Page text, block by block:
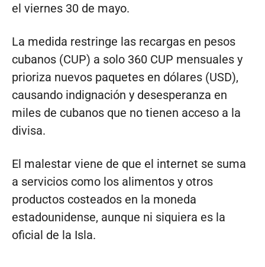
el viernes 30 de mayo.
La medida restringe las recargas en pesos
cubanos (CUP) a solo 360 CUP mensuales y
prioriza nuevos paquetes en dólares (USD),
causando indignación y desesperanza en
miles de cubanos que no tienen acceso a la
divisa.
El malestar viene de que el internet se suma
a servicios como los alimentos y otros
productos costeados en la moneda
estadounidense, aunque ni siquiera es la
oficial de la Isla.